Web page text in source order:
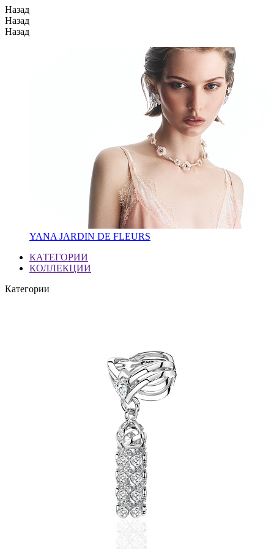
Назад
Назад
Назад
YANA JARDIN DE FLEURS
КАТЕГОРИИ
КОЛЛЕКЦИИ
Категории